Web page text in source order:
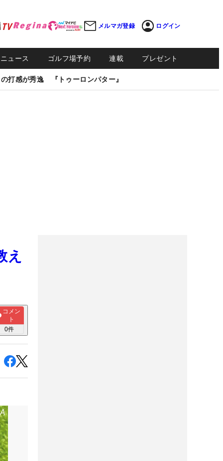
メルマガ登録 ログイン
ュース ゴルフ場予約 連載 プレゼント
打感が秀逸 『トゥーロンパター』
え
コメン
ト
0件